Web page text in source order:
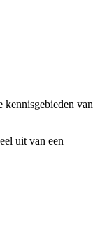
kennisgebieden van
uit van een